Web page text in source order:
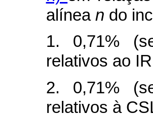
alínea n do
1. 0,71%
relativos ao
2. 0,71%
relativos à